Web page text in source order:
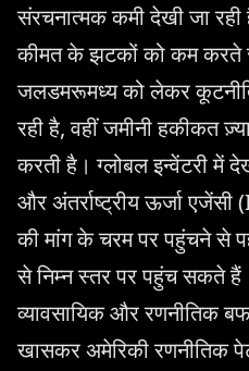
संरचनात्मक कमी देखी जा
कीमत के झटकों को कम करते
जलडमरूमध्य को लेकर
रही है, वहीं जमीनी हकीकत
करती है। ग्लोबल इन्वेंटरी में
और अंतर्राष्ट्रीय ऊर्जा एजेंसी
की मांग के चरम पर पहुंचने से
से निम्न स्तर पर पहुंच सकते
व्यावसायिक और रणनीतिक
खासकर अमेरिकी रणनीतिक